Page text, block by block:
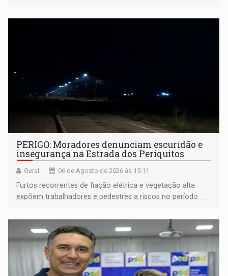
PERIGO: Moradores denunciam escuridão e
insegurança na Estrada dos Periquitos
Geral 06 de Agosto de 2026 às 15:11
Furtos recorrentes de fiação elétrica e vegetação alta
expõem trabalhadores e pedestres a riscos no período